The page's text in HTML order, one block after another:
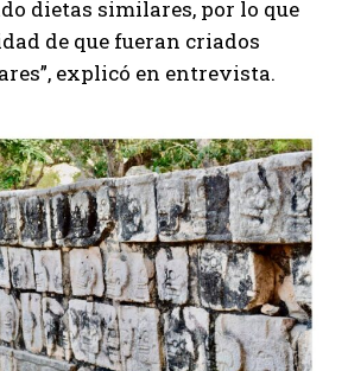
dietas similares, por lo que
de que fueran criados
explicó en entrevista.